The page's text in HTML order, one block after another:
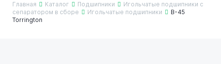
Главная Каталог Подшипники
Игольчатые подшипники с
сепаратором в сборе
Игольчатые подшипники
B-45
Torrington